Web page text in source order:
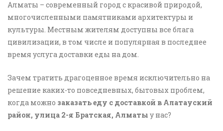
Алматы – современный город с красивой природой,
многочисленными памятниками архитектуры и
культуры. Местным жителям доступны все блага
цивилизации, в том числе и популярная в последнее
время услуга доставки еды на дом.
Зачем тратить драгоценное время исключительно на
решение каких-то повседневных, бытовых проблем,
когда можно заказать еду с доставкой в Алатауский
район, улица 2-я Братская, Алматы у нас?